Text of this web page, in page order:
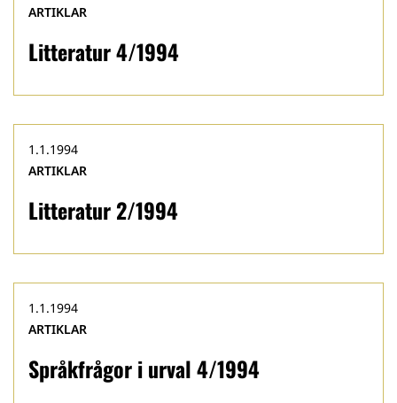
Litteratur 4/1994
ARTIKLAR
Litteratur 2/1994
1.1.1994
ARTIKLAR
Språkfrågor i urval 4/1994
1.1.1994
ARTIKLAR